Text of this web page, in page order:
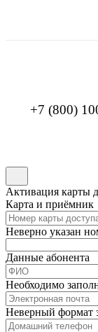
+7 (800)
Активация карты
Карта и приёмник
Неверно указан
Данные абонента
Необходимо
Неверный формат